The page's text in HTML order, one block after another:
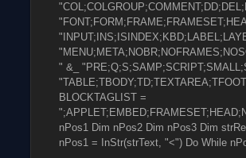
" &_
BLOCKTAGLIST =
nPos1 Dim nPos2 Dim nPos3 Dim
nPos1 = InStr(strText, "<") Do While